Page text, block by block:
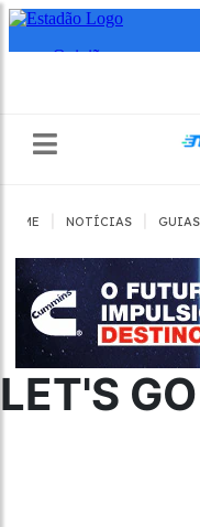
HOME NOTÍCIAS
LET'S GO